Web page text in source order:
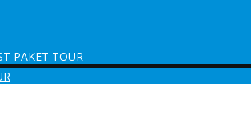
PAKET TOUR